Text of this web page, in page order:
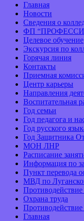
Главная
Новости
Сведения о
ФП
Целевое обучение
Экскурсия по
Горячая линия
Контакты
Приемная
Центр карьеры
Направления
Воспитательная
Год семьи
Год педагога и
Год русского
Год Защитника
МОН ЛНР
Расписание
Информация по
Пункт перевода
МВД по
Охрана труда
Главная